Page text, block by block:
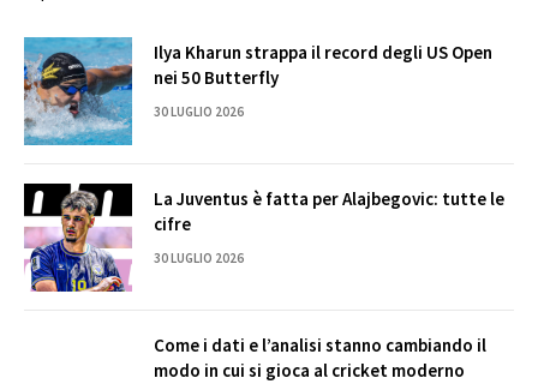
Ilya Kharun strappa il record degli US Open
nei 50 Butterfly
30 LUGLIO 2026
La Juventus è fatta per Alajbegovic: tutte le
cifre
30 LUGLIO 2026
Come i dati e l’analisi stanno cambiando il
modo in cui si gioca al cricket moderno